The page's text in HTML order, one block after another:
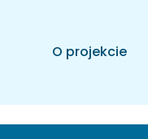
O projekcie